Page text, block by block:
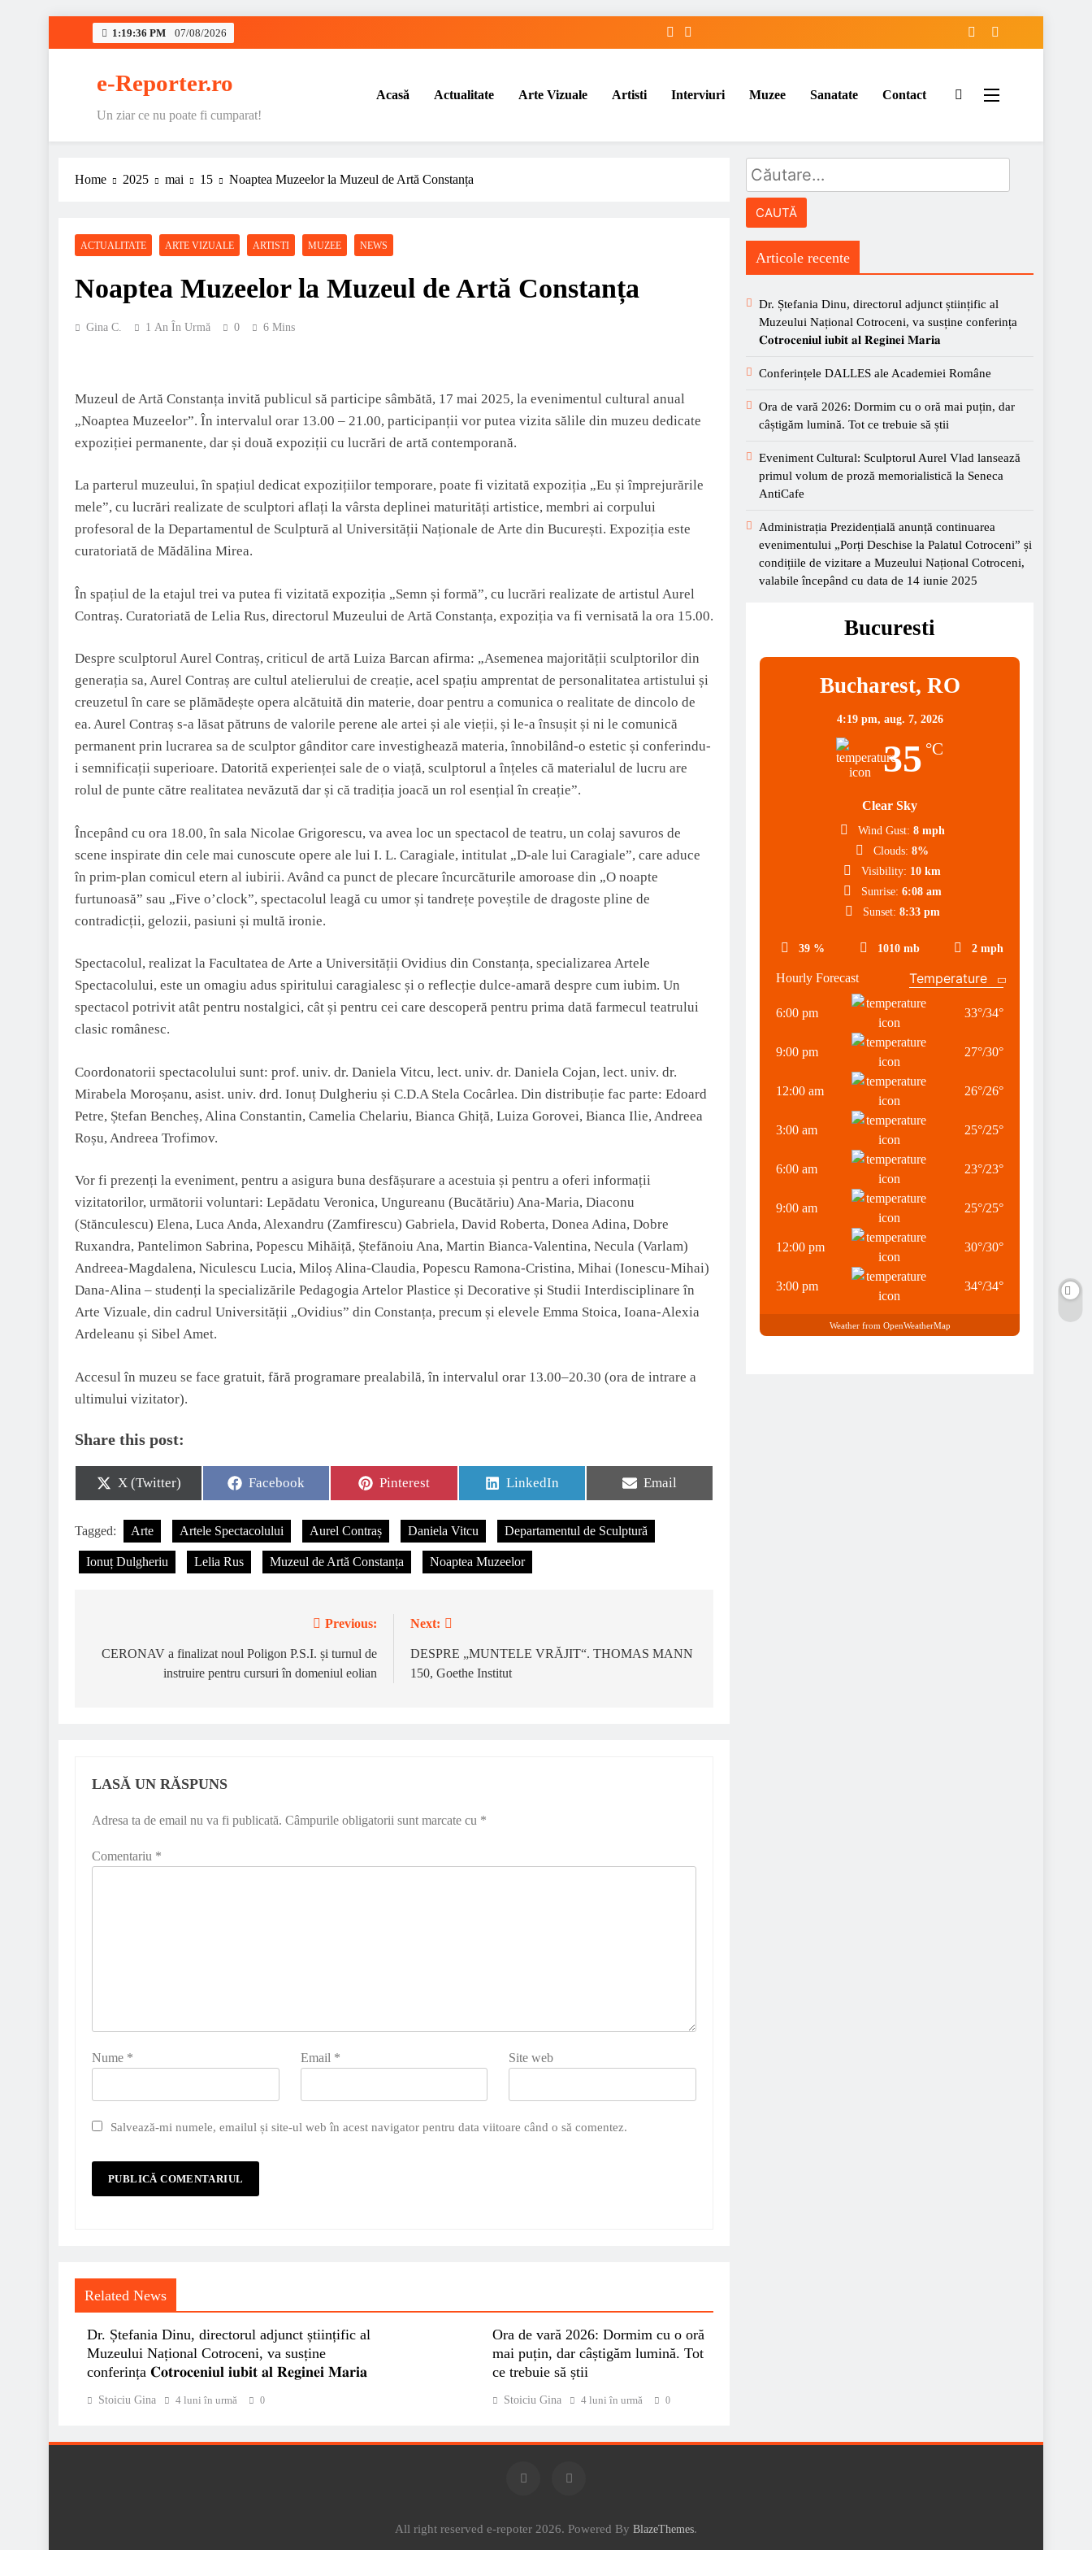
1:19:37 PM 07/08/2026
e-Reporter.ro
Un ziar ce nu poate fi cumparat!
Acasă Actualitate Arte Vizuale Artisti Interviuri Muzee Sanatate Contact
Home 2025 mai 15 Noaptea Muzeelor la Muzeul de Artă Constanța
ACTUALITATE ARTE VIZUALE ARTISTI MUZEE NEWS
Noaptea Muzeelor la Muzeul de Artă Constanța
Gina C. 1 An În Urmă 0 6 Mins
Muzeul de Artă Constanța invită publicul să participe sâmbătă, 17 mai 2025, la evenimentul cultural anual
„Noaptea Muzeelor”. În intervalul orar 13.00 – 21.00, participanții vor putea vizita sălile din muzeu dedicate
expoziției permanente, dar și două expoziții cu lucrări de artă contemporană.
La parterul muzeului, în spațiul dedicat expozițiilor temporare, poate fi vizitată expoziția „Eu și împrejurările
mele”, cu lucrări realizate de sculptori aflați la vârsta deplinei maturități artistice, membri ai corpului
profesoral de la Departamentul de Sculptură al Universității Naționale de Arte din București. Expoziția este
curatoriată de Mădălina Mirea.
În spațiul de la etajul trei va putea fi vizitată expoziția „Semn și formă”, cu lucrări realizate de artistul Aurel
Contraș. Curatoriată de Lelia Rus, directorul Muzeului de Artă Constanța, expoziția va fi vernisată la ora 15.00.
Despre sculptorul Aurel Contraș, criticul de artă Luiza Barcan afirma: „Asemenea majorității sculptorilor din
generația sa, Aurel Contraș are cultul atelierului de creație, acel spațiu amprentat de personalitatea artistului și
creuzetul în care se plămădește opera alcătuită din materie, doar pentru a comunica o realitate de dincolo de
ea. Aurel Contraș s-a lăsat pătruns de valorile perene ale artei și ale vieții, și le-a însușit și ni le comunică
permanent prin lucrarea sa de sculptor gânditor care investighează materia, înnobilând-o estetic și conferindu-
i semnificații superioare. Datorită experienței sale de o viață, sculptorul a înțeles că materialul de lucru are
rolul de punte către realitatea nevăzută dar și că tradiția joacă un rol esențial în creație”.
Începând cu ora 18.00, în sala Nicolae Grigorescu, va avea loc un spectacol de teatru, un colaj savuros de
scene inspirate din cele mai cunoscute opere ale lui I. L. Caragiale, intitulat „D-ale lui Caragiale”, care aduce
în prim-plan comicul etern al iubirii. Având ca punct de plecare încurcăturile amoroase din „O noapte
furtunoasă” sau „Five o’clock”, spectacolul leagă cu umor și tandrețe poveștile de dragoste pline de
contradicții, gelozii, pasiuni și multă ironie.
Spectacolul, realizat la Facultatea de Arte a Universității Ovidius din Constanța, specializarea Artele
Spectacolului, este un omagiu adus spiritului caragialesc și o reflecție dulce-amară despre cum iubim. Un
spectacol potrivit atât pentru nostalgici, cât și pentru cei care descoperă pentru prima dată farmecul teatrului
clasic românesc.
Coordonatorii spectacolului sunt: prof. univ. dr. Daniela Vitcu, lect. univ. dr. Daniela Cojan, lect. univ. dr.
Mirabela Moroșanu, asist. univ. drd. Ionuț Dulgheriu și C.D.A Stela Cocârlea. Din distribuție fac parte: Edoard
Petre, Ștefan Bencheș, Alina Constantin, Camelia Chelariu, Bianca Ghiță, Luiza Gorovei, Bianca Ilie, Andreea
Roșu, Andreea Trofimov.
Vor fi prezenți la eveniment, pentru a asigura buna desfășurare a acestuia și pentru a oferi informații
vizitatorilor, următorii voluntari: Lepădatu Veronica, Ungureanu (Bucătăriu) Ana-Maria, Diaconu
(Stănculescu) Elena, Luca Anda, Alexandru (Zamfirescu) Gabriela, David Roberta, Donea Adina, Dobre
Ruxandra, Pantelimon Sabrina, Popescu Mihăiță, Ștefănoiu Ana, Martin Bianca-Valentina, Necula (Varlam)
Andreea-Magdalena, Niculescu Lucia, Miloș Alina-Claudia, Popescu Ramona-Cristina, Mihai (Ionescu-Mihai)
Dana-Alina – studenți la specializările Pedagogia Artelor Plastice și Decorative și Studii Interdisciplinare în
Arte Vizuale, din cadrul Universității „Ovidius” din Constanța, precum și elevele Emma Stoica, Ioana-Alexia
Ardeleanu și Sibel Amet.
Accesul în muzeu se face gratuit, fără programare prealabilă, în intervalul orar 13.00–20.30 (ora de intrare a
ultimului vizitator).
Share this post:
X (Twitter) Facebook Pinterest LinkedIn Email
Tagged: Arte Artele Spectacolului Aurel Contraș Daniela Vitcu Departamentul de Sculptură
Ionuț Dulgheriu Lelia Rus Muzeul de Artă Constanța Noaptea Muzeelor
Previous:
CERONAV a finalizat noul Poligon P.S.I. și turnul de
instruire pentru cursuri în domeniul eolian
Next:
DESPRE „MUNTELE VRĂJIT“. THOMAS MANN
150, Goethe Institut
LASĂ UN RĂSPUNS
Adresa ta de email nu va fi publicată. Câmpurile obligatorii sunt marcate cu *
Comentariu *
Nume * Email * Site web
Salvează-mi numele, emailul și site-ul web în acest navigator pentru data viitoare când o să comentez.
Related News
Dr. Ștefania Dinu, directorul adjunct științific al
Muzeului Național Cotroceni, va susține
conferința 𝐂𝐨𝐭𝐫𝐨𝐜𝐞𝐧𝐢𝐮𝐥 𝐢𝐮𝐛𝐢𝐭 𝐚𝐥 𝐑𝐞𝐠𝐢𝐧𝐞𝐢 𝐌𝐚𝐫𝐢𝐚
Stoiciu Gina 4 luni în urmă 0
Ora de vară 2026: Dormim cu o oră
mai puțin, dar câștigăm lumină. Tot
ce trebuie să știi
Stoiciu Gina 4 luni în urmă 0
Articole recente
Dr. Ștefania Dinu, directorul adjunct științific al
Muzeului Național Cotroceni, va susține conferința
𝐂𝐨𝐭𝐫𝐨𝐜𝐞𝐧𝐢𝐮𝐥 𝐢𝐮𝐛𝐢𝐭 𝐚𝐥 𝐑𝐞𝐠𝐢𝐧𝐞𝐢 𝐌𝐚𝐫𝐢𝐚
Conferințele DALLES ale Academiei Române
Ora de vară 2026: Dormim cu o oră mai puțin, dar
câștigăm lumină. Tot ce trebuie să știi
Eveniment Cultural: Sculptorul Aurel Vlad lansează
primul volum de proză memorialistică la Seneca
AntiCafe
Administrația Prezidențială anunță continuarea
evenimentului „Porți Deschise la Palatul Cotroceni” și
condițiile de vizitare a Muzeului Național Cotroceni,
valabile începând cu data de 14 iunie 2025
Bucuresti
Bucharest, RO
4:19 pm, aug. 7, 2026
35 °C
Clear Sky
39 % 1010 mb 2 mph
Wind Gust: 8 mph
Clouds: 8%
Visibility: 10 km
Sunrise: 6:08 am
Sunset: 8:33 pm
Hourly Forecast
6:00 pm 33°/34°
9:00 pm 27°/30°
12:00 am 26°/26°
3:00 am 25°/25°
6:00 am 23°/23°
9:00 am 25°/25°
12:00 pm 30°/30°
3:00 pm 34°/34°
Weather from OpenWeatherMap
All right reserved e-repoter 2026. Powered By BlazeThemes.